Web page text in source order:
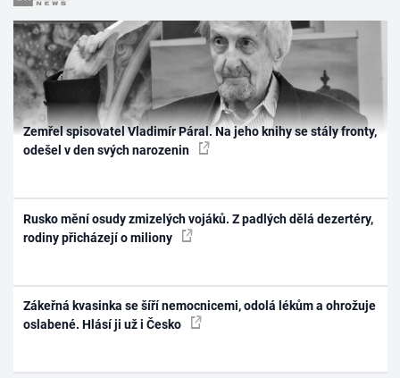
Zemřel spisovatel Vladimír Páral. Na jeho knihy se stály fronty,
odešel v den svých narozenin
Rusko mění osudy zmizelých vojáků. Z padlých dělá dezertéry,
rodiny přicházejí o miliony
Zákeřná kvasinka se šíří nemocnicemi, odolá lékům a ohrožuje
oslabené. Hlásí ji už i Česko